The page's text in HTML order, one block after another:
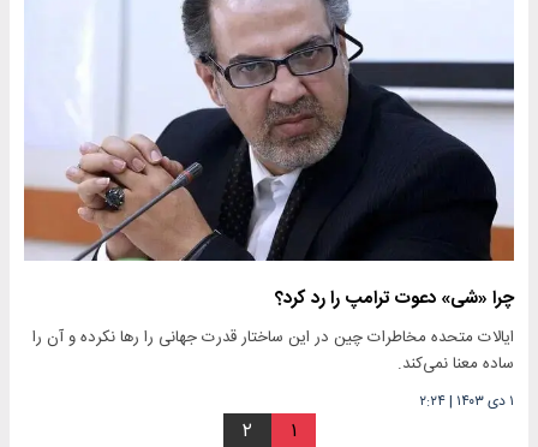
چرا «شی» دعوت ترامپ را رد کرد؟
ایالات متحده مخاطرات چین در این ساختار قدرت جهانی را رها نکرده و آن را
ساده معنا نمی‌کند.
۱ دی ۱۴۰۳ |۲:۲۴
۱ ۲